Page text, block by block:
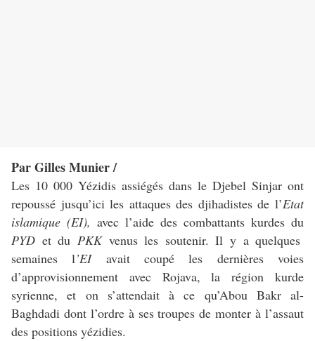
Par Gilles Munier /
Les 10 000 Yézidis assiégés dans le Djebel Sinjar ont
repoussé jusqu’ici les attaques des djihadistes de l’Etat
islamique (EI), avec l’aide des combattants kurdes du
PYD et du PKKvenus les soutenir. Il y a quelques
semaines l’EIavait coupé les dernières voies
d’approvisionnement avec Rojava, la région kurde
syrienne, et on s’attendait à ce qu’Abou Bakr al-
Baghdadi dont l’ordre à ses troupes de monter à l’assaut
des positions yézidies.